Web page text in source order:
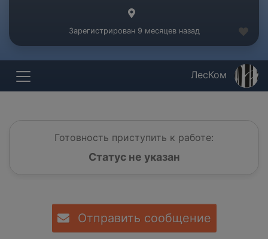
Зарегистрирован 9 месяцев назад
ЛесКом
Готовность приступить к работе:
Статус не указан
Отправить сообщение